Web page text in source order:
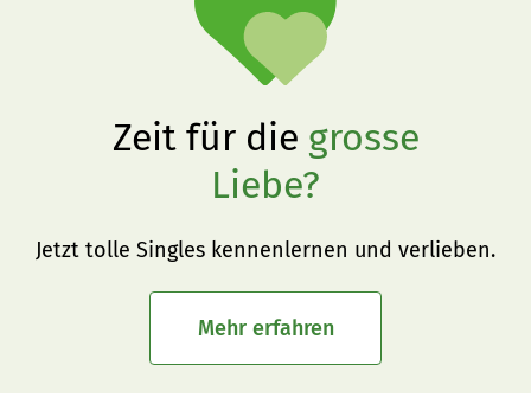
Zeit für die grosse
Liebe?
Jetzt tolle Singles kennenlernen und verlieben.
Mehr erfahren